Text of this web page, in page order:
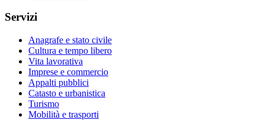
Servizi
Anagrafe e stato civile
Cultura e tempo libero
Vita lavorativa
Imprese e commercio
Appalti pubblici
Catasto e urbanistica
Turismo
Mobilità e trasporti